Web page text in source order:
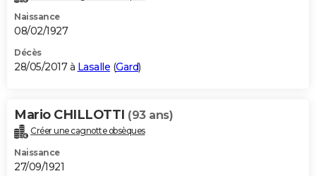
Naissance
08/02/1927
Décès
28/05/2017 à Lasalle (Gard)
Mario CHILLOTTI (93 ans)
Créer une cagnotte obsèques
Naissance
27/09/1921